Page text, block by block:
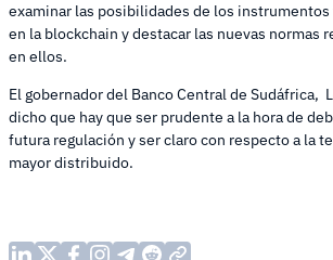
examinar las posibilidades de los instrumentos
en la blockchain y destacar las nuevas normas
en ellos.
El gobernador del Banco Central de Sudáfrica,
dicho que hay que ser prudente a la hora de
futura regulación y ser claro con respecto a la
mayor distribuido.